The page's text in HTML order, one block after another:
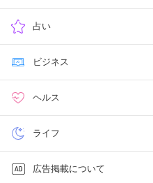
占い
ビジネス
ヘルス
ライフ
広告掲載について